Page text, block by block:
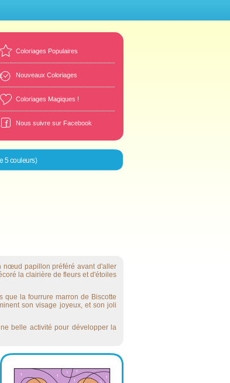
Coloriages Populaires
Nouveaux Coloriages
Coloriages Magiques !
Nous suivre sur Facebook
5 couleurs)
nœud papillon préféré avant d'aller
la clairière de fleurs et d'étoiles
que la fourrure marron de Biscotte
son visage joyeux, et son joli
belle activité pour développer la